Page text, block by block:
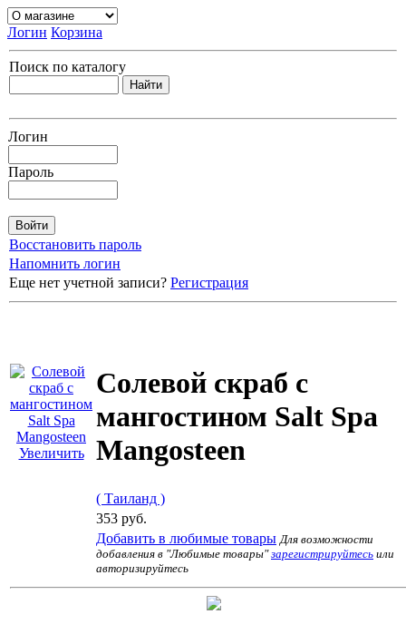
Логин Корзина
Поиск по каталогу
Логин
Пароль
Восстановить пароль
Напомнить логин
Еще нет учетной записи? Регистрация
Увеличить
Солевой скраб с
мангостином Salt Spa
Mangosteen
( Таиланд )
353 руб.
Добавить в любимые товары Для возможности
добавления в "Любимые товары"зарегистрируйтесь или
авторизируйтесь